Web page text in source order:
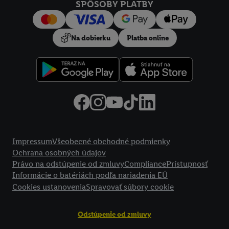
SPÔSOBY PLATBY
Na dobierku Platba online
ImpressumVšeobecné obchodné podmienky
Ochrana osobných údajov
Právo na odstúpenie od zmluvyCompliancePrístupnosť
Informácie o batériách podľa nariadenia EÚ
Cookies ustanoveniaSpravovať súbory cookie
Odstúpenie od zmluvy